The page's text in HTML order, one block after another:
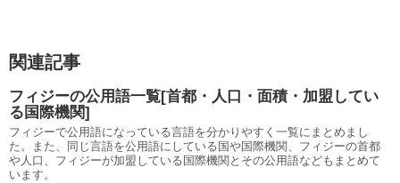
関連記事
フィジーの公用語一覧[首都・人口・面積・加盟してい
る国際機関]
フィジーで公用語になっている言語を分かりやすく一覧にまとめまし
た。また、同じ言語を公用語にしている国や国際機関、フィジーの首都
や人口、フィジーが加盟している国際機関とその公用語などもまとめて
います。